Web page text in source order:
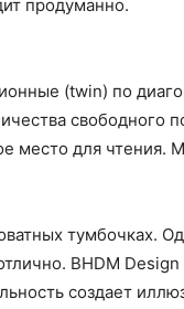
продуманно.
(twin) по
свободного
место для чтения.
тумбочках.
BHDM
создает